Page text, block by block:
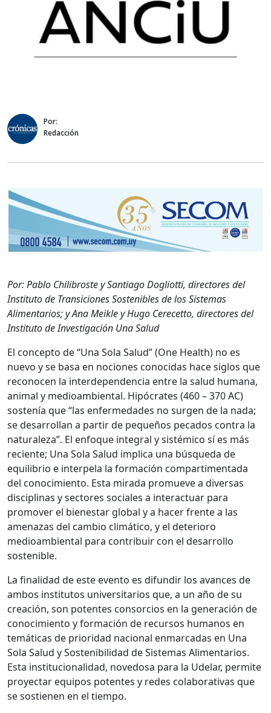
Por:
Redacción
Por: Pablo Chilibroste y Santiago Dogliotti, directores del
Instituto de Transiciones Sostenibles de los Sistemas
Alimentarios; y Ana Meikle y Hugo Cerecetto, directores del
Instituto de Investigación Una Salud
El concepto de “Una Sola Salud” (One Health) no es
nuevo y se basa en nociones conocidas hace siglos que
reconocen la interdependencia entre la salud humana,
animal y medioambiental. Hipócrates (460 – 370 AC)
sostenía que “las enfermedades no surgen de la nada;
se desarrollan a partir de pequeños pecados contra la
naturaleza”. El enfoque integral y sistémico sí es más
reciente; Una Sola Salud implica una búsqueda de
equilibrio e interpela la formación compartimentada
del conocimiento. Esta mirada promueve a diversas
disciplinas y sectores sociales a interactuar para
promover el bienestar global y a hacer frente a las
amenazas del cambio climático, y el deterioro
medioambiental para contribuir con el desarrollo
sostenible.
La finalidad de este evento es difundir los avances de
ambos institutos universitarios que, a un año de su
creación, son potentes consorcios en la generación de
conocimiento y formación de recursos humanos en
temáticas de prioridad nacional enmarcadas en Una
Sola Salud y Sostenibilidad de Sistemas Alimentarios.
Esta institucionalidad, novedosa para la Udelar, permite
proyectar equipos potentes y redes colaborativas que
se sostienen en el tiempo.